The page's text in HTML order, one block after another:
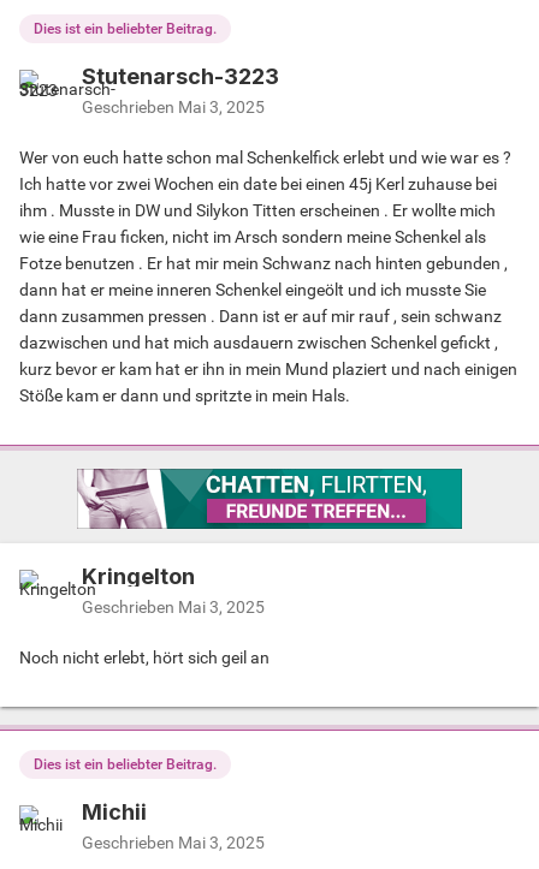
Dies ist ein beliebter Beitrag.
Stutenarsch-3223
Geschrieben Mai 3, 2025
Wer von euch hatte schon mal Schenkelfick erlebt und wie war es ?
Ich hatte vor zwei Wochen ein date bei einen 45j Kerl zuhause bei
ihm . Musste in DW und Silykon Titten erscheinen . Er wollte mich
wie eine Frau ficken, nicht im Arsch sondern meine Schenkel als
Fotze benutzen . Er hat mir mein Schwanz nach hinten gebunden ,
dann hat er meine inneren Schenkel eingeölt und ich musste Sie
dann zusammen pressen . Dann ist er auf mir rauf , sein schwanz
dazwischen und hat mich ausdauern zwischen Schenkel gefickt ,
kurz bevor er kam hat er ihn in mein Mund plaziert und nach einigen
Stöße kam er dann und spritzte in mein Hals.
Kringelton
Geschrieben Mai 3, 2025
Noch nicht erlebt, hört sich geil an
Dies ist ein beliebter Beitrag.
Michii
Geschrieben Mai 3, 2025